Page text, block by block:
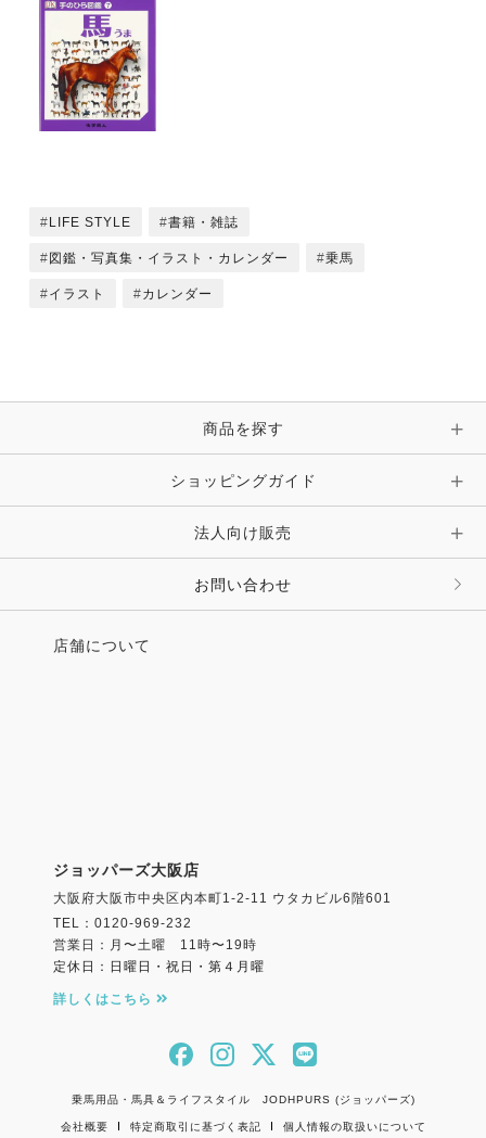
LIFE STYLE 書籍・雑誌
図鑑・写真集・イラスト・カレンダー 乗馬
イラスト カレンダー
商品を探す
ショッピングガイド
法人向け販売
お問い合わせ
店舗について
ジョッパーズ大阪店
大阪府大阪市中央区内本町1-2-11 ウタカビル6階601
TEL：0120-969-232
営業日：月〜土曜 11時〜19時
定休日：日曜日・祝日・第４月曜
詳しくはこちら
乗馬用品・馬具＆ライフスタイル JODHPURS (ジョッパーズ)
会社概要 特定商取引に基づく表記 個人情報の取扱いについて